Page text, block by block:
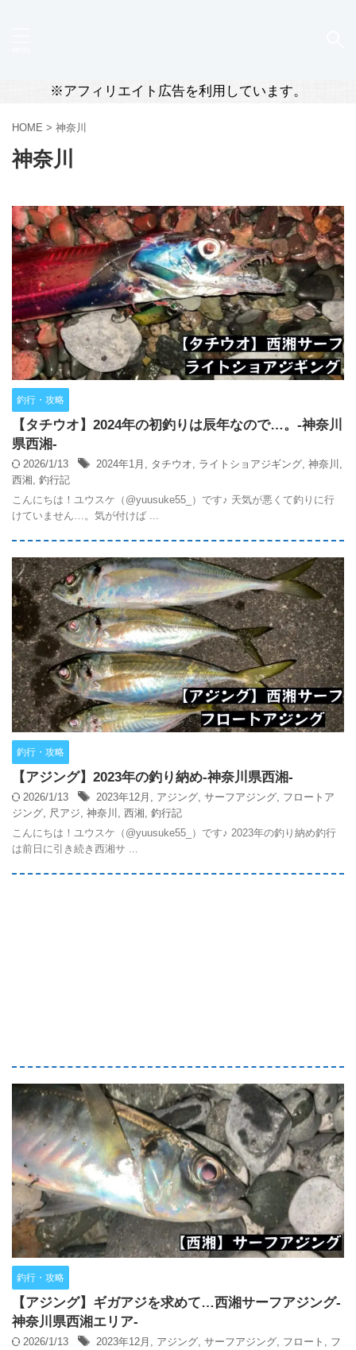
※アフィリエイト広告を利用しています。
HOME > 神奈川
神奈川
釣行・攻略
【タチウオ】2024年の初釣りは辰年なので…。-神奈川
県西湘-
2026/1/13 2024年1月 , タチウオ, ライトショアジギング, 神奈川 ,
西湘, 釣行記
こんにちは！ユウスケ（@yuusuke55_）です♪ 天気が悪くて釣りに行
けていません…。気が付けば ...
釣行・攻略
【アジング】2023年の釣り納め-神奈川県西湘-
2026/1/13 2023年12月 アジング サーフアジング フロートア
ジング
尺アジ 神奈川 西湘 釣行記
こんにちは！ユウスケ（@yuusuke55_）です♪ 2023年の釣り納め釣行
は前日に引き続き西湘サ ...
釣行・攻略
【アジング】ギガアジを求めて…西湘サーフアジング-
神奈川県西湘エリア-
2026/1/13 2023年12月 アジング サーフアジング フロート
フ